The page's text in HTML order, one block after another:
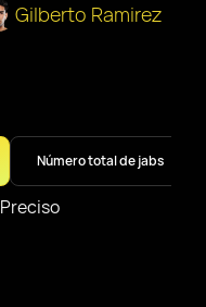
Gilberto Ramirez
Número total de jabs
Preciso